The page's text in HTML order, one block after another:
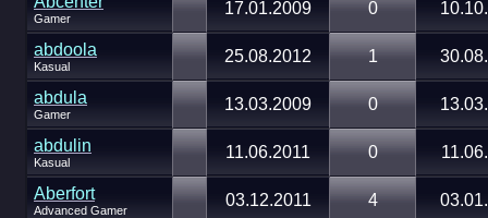
Gamer
17.01.2009 0
abdoola
Kasual
25.08.2012 1
abdula
Gamer
13.03.2009 0
abdulin
Kasual
11.06.2011 0
Aberfort
Advanced Gamer
03.12.2011 4